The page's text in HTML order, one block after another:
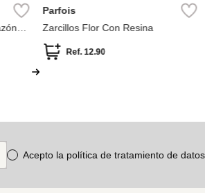
Parfois
Zarcillos Flor Con Resina
Ref.12.90
Acepto la política de tratamiento de